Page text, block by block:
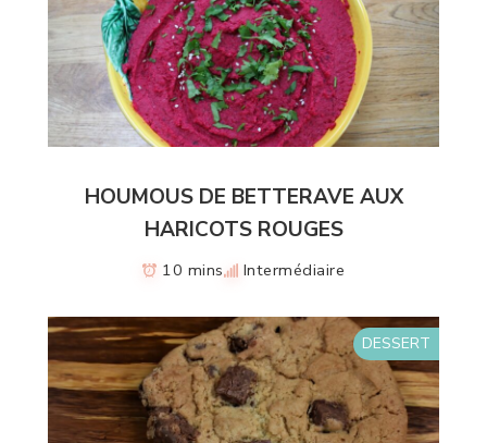
HOUMOUS DE BETTERAVE AUX
HARICOTS ROUGES
10 mins Intermédiaire
DESSERT